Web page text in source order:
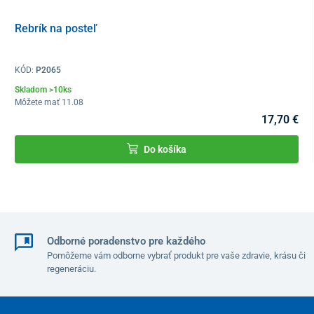
Rebrík na posteľ
KÓD: P2065
Skladom >10ks
Môžete mať 11.08
17,70 €
Do košíka
Odborné poradenstvo pre každého
Pomôžeme vám odborne vybrať produkt pre vaše zdravie, krásu či
regeneráciu.